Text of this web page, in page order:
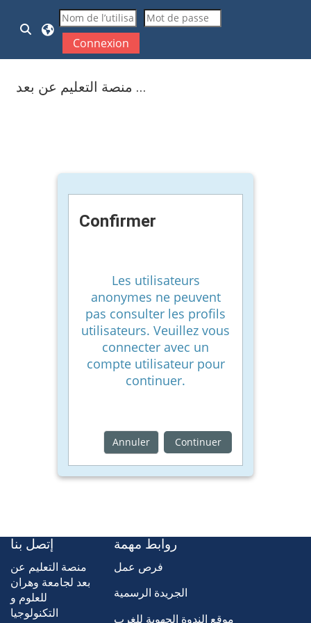
Passer au contenu principal
Activer/désactiver la saisie de recherche
Connexion
منصة التعليم عن بعد ...
Confirmer
Les utilisateurs
anonymes ne peuvent
pas consulter les profils
utilisateurs. Veuillez vous
connecter avec un
compte utilisateur pour
continuer.
Annuler Continuer
إتصل بنا
منصة التعليم عن
بعد لجامعة وهران
للعلوم و
التكنولوجيا
روابط مهمة
فرص عمل
الجريدة الرسمية
موقع الندوة الجهوية للغرب